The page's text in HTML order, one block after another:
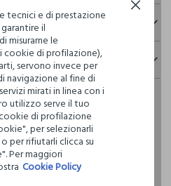
30°C - PROCEDURA MOLTO
CON
I SOLVENTI INDICATI CON IL
DELICATA
sottoposto a test chimico-
dei limiti che abbiamo
chimiche, talvolta anche più
dalla normativa
del tuo ordine online per
che hai acquistato.
tecnici e di prestazione
il
misurarne le
cookie di profilazione),
servono invece per
navigazione al fine di
mirati in linea con i
utilizzo serve il tuo
di profilazione
per selezionarli
per rifiutarli clicca su
Per maggiori
Cookie Policy
Continua senza accettare